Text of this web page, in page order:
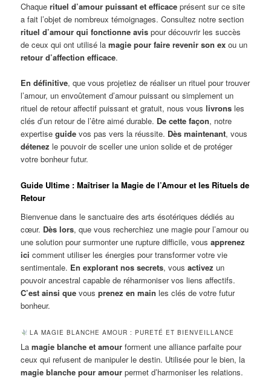
Chaquerituel d’amour puissant et efficace présent sur ce site
a fait l’objet de nombreux témoignages. Consultez notre section
rituel d’amour qui fonctionne avis pour découvrir les succès
de ceux qui ont utilisé lamagie pour faire revenir son ex ou un
retour d’affection efficace.
En définitive, que vous projetiez de réaliser un rituel pour trouver
l’amour, un envoûtement d’amour puissant ou simplement un
rituel de retour affectif puissant et gratuit, nous vouslivrons les
clés d’un retour de l’être aimé durable. De cette façon, notre
expertiseguide vos pas vers la réussite. Dès maintenant, vous
détenez le pouvoir de sceller une union solide et de protéger
votre bonheur futur.
Guide Ultime : Maîtriser la Magie de l’Amour et les Rituels de
Retour
Bienvenue dans le sanctuaire des arts ésotériques dédiés au
cœur. Dès lors, que vous recherchiez une magie pour l’amour ou
une solution pour surmonter une rupture difficile, vousapprenez
ici comment utiliser les énergies pour transformer votre vie
sentimentale. En explorant nos secrets, vousactivez un
pouvoir ancestral capable de réharmoniser vos liens affectifs.
C’est ainsi que vousprenez en main les clés de votre futur
bonheur.
LA MAGIE BLANCHE AMOUR : PURETÉ ET BIENVEILLANCE
Lamagie blanche et amour forment une alliance parfaite pour
ceux qui refusent de manipuler le destin. Utilisée pour le bien, la
magie blanche pour amour permet d’harmoniser les relations.